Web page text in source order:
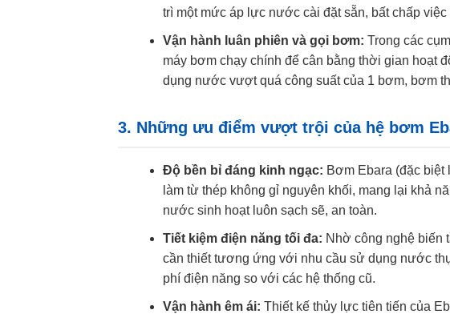
trì một mức áp lực nước cài đặt sẵn, bất chấp
Vận hành luân phiên và gọi bơm: Trong các
máy bơm chạy chính để cân bằng thời gian hoạt
dụng nước vượt quá công suất của 1 bơm, bơm
3. Những ưu điểm vượt trội của hệ bơm
Độ bền bỉ đáng kinh ngạc: Bơm Ebara (đặc
làm từ thép không gỉ nguyên khối, mang lại khả
nước sinh hoạt luôn sạch sẽ, an toàn.
Tiết kiệm điện năng tối đa: Nhờ công nghệ biến
cần thiết tương ứng với nhu cầu sử dụng nước
phí điện năng so với các hệ thống cũ.
Vận hành êm ái: Thiết kế thủy lực tiên tiến của